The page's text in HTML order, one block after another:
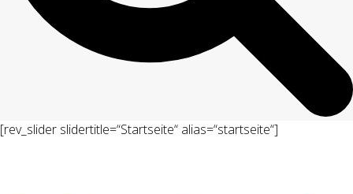
[rev_slider slidertitle=“Startseite“ alias=“startseite“]